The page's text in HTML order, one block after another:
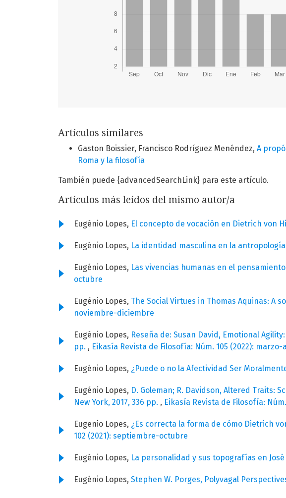
Artículos similares
Gaston Boissier, Francisco Rodríguez Menéndez, A
Roma y la filosofía
También puede {advancedSearchLink} para este artículo.
Artículos más leídos del mismo autor/a
Eugénio Lopes, El concepto de vocación en Dietrich von
Eugénio Lopes, La identidad masculina en la
Eugénio Lopes, Las vivencias humanas en el
octubre
Eugénio Lopes, The Social Virtues in Thomas Aquinas: A
noviembre-diciembre
Eugénio Lopes, Reseña de: Susan David, Emotional
pp. , Eikasía Revista de Filosofía: Núm. 105 (2022):
Eugénio Lopes, ¿Puede o no la Afectividad Ser
Eugénio Lopes, D. Goleman; R. Davidson, Altered Traits:
New York, 2017, 336 pp. , Eikasía Revista de Filosofía:
Eugenio Lopes, ¿Es correcta la forma de cómo Dietrich
102 (2021): septiembre-octubre
Eugénio Lopes, La personalidad y sus topografías en
Eugénio Lopes, Stephen W. Porges, Polyvagal